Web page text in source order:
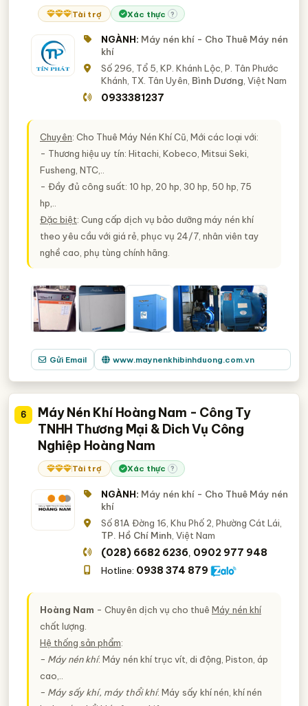
Tài trợ Xác thực ?
NGÀNH: Máy nén khí - Cho Thuê Máy nén
khí
Số 296, Tổ 5, KP. Khánh Lộc, P. Tân Phước
Khánh, TX. Tân Uyên, Bình Dương , Việt Nam
0933381237
Chuyên: Cho Thuê Máy Nén Khí Cũ, Mới các loại với:
- Thương hiệu uy tín: Hitachi, Kobeco, Mitsui Seki,
Fusheng, NTC,..
- Đầy đủ công suất: 10 hp, 20 hp, 30 hp, 50 hp, 75
hp,..
Đặc biệt: Cung cấp dịch vụ bảo dưỡng máy nén khí
theo yêu cầu với giá rẻ, phục vụ 24/7, nhân viên tay
nghề cao, phụ tùng chính hãng.
Gửi Email www.maynenkhibinhduong.com.vn
6
Máy Nén Khí Hoàng Nam - Công Ty
TNHH Thương Mại & Dich Vụ Công
Nghiệp Hoàng Nam
Tài trợ Xác thực ?
NGÀNH: Máy nén khí - Cho Thuê Máy nén
khí
Số 81A Đờng 16, Khu Phố 2, Phường Cát Lái,
TP. Hồ Chí Minh , Việt Nam
(028) 6682 6236, 0902 977 948
Hotline: 0938 374 879
Hoàng Nam - Chuyên dịch vụ cho thuê Máy nén khí
chất lượng.
Hệ thống sản phẩm:
− Máy nén khí: Máy nén khí trục vít, di động, Piston, áp
cao,..
− Máy sấy khí, máy thổi khí: Máy sấy khí nén, khí nén